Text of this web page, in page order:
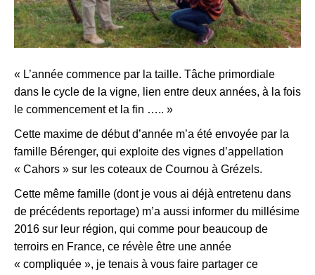
« L’année commence par la taille. Tâche primordiale
dans le cycle de la vigne, lien entre deux années, à la fois
le commencement et la fin ….. »
Cette maxime de début d’année m’a été envoyée par la
famille Bérenger, qui exploite des vignes d’appellation
« Cahors » sur les coteaux de Cournou à Grézels.
Cette même famille (dont je vous ai déjà entretenu dans
de précédents reportage) m’a aussi informer du millésime
2016 sur leur région, qui comme pour beaucoup de
terroirs en France, ce révèle être une année
« compliquée », je tenais à vous faire partager ce